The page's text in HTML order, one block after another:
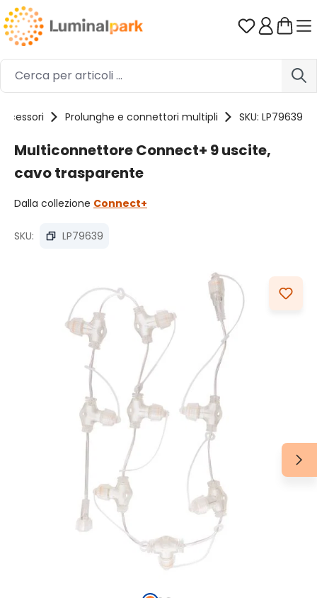
Passa al contenuto principale Hai 0
Prolunghe e connettori multipli SKU: LP79639
Multiconnettore Connect+ 9 uscite,
cavo trasparente
Dalla collezione Connect+
SKU: LP79639